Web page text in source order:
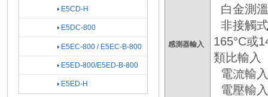
感測器輸入
白金測
非接觸
165°C或
類比輸入
電流輸
電壓輸
E5CD-H
E5DC-800
E5EC-800 / E5EC-B-800
E5ED-800/E5ED-B-800
E5ED-H